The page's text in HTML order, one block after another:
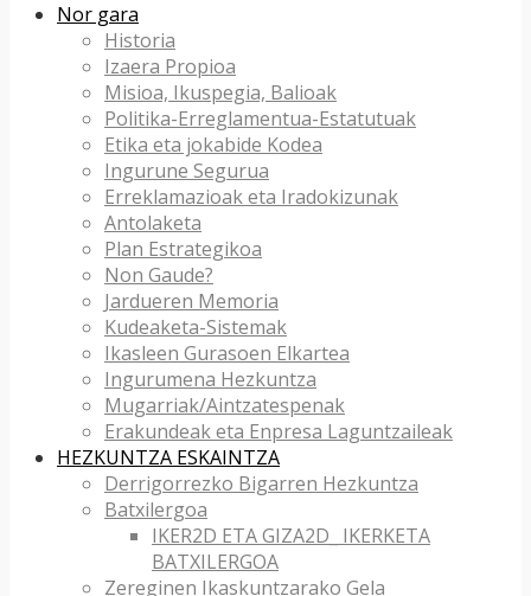
Nor gara
Historia
Izaera Propioa
Misioa, Ikuspegia, Balioak
Politika-Erreglamentua-Estatutuak
Etika eta jokabide Kodea
Ingurune Segurua
Erreklamazioak eta Iradokizunak
Antolaketa
Plan Estrategikoa
Non Gaude?
Jardueren Memoria
Kudeaketa-Sistemak
Ikasleen Gurasoen Elkartea
Ingurumena Hezkuntza
Mugarriak/Aintzatespenak
Erakundeak eta Enpresa Laguntzaileak
HEZKUNTZA ESKAINTZA
Derrigorrezko Bigarren Hezkuntza
Batxilergoa
IKER2D ETA GIZA2D_ IKERKETA
BATXILERGOA
Zereginen Ikaskuntzarako Gela